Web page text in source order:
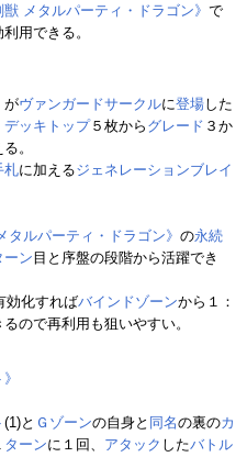
獣 メタルパーティ・ドラゴン》 で
用できる。
がヴァンガードサークルに登場した
デッキトップ５枚から グレード ３か
。
札に加えるジェネレーションブレイ
タルパーティ・ドラゴン》 の永続
ーン目と序盤の段階から活躍でき
効化すればバインドゾーンから１：
ので再利用も狙いやすい。
(1)と Ｇゾーンの自身と 同名の裏のカ
ターンに１回、 アタック したバトル